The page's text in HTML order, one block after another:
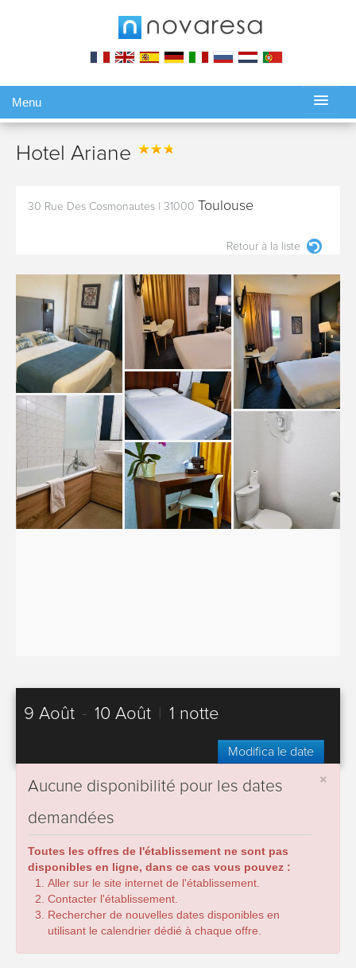
Menu
Hotel Ariane
30 Rue Des Cosmonautes 31000 Toulouse
Retour à la liste
9 Août - 10 Août 1 notte
Modifica le date
×
Aucune disponibilité pour les dates
demandées
Toutes les offres de l'établissement ne sont pas
disponibles en ligne, dans ce cas vous pouvez :
Aller sur le site internet de l'établissement.
Contacter l'établissement.
Rechercher de nouvelles dates disponibles en
utilisant le calendrier dédié à chaque offre.